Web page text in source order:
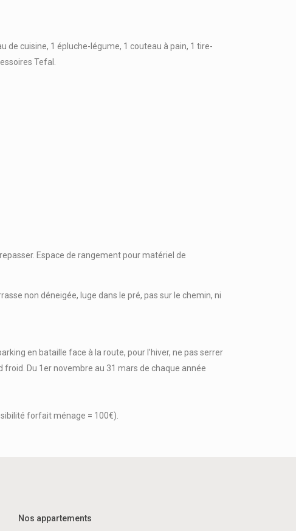
de cuisine, 1 épluche-légume, 1 couteau à pain, 1 tire-
Tefal.
Espace de rangement pour matériel de
non déneigée, luge dans le pré, pas sur le chemin, ni
en bataille face à la route, pour l’hiver, ne pas serrer
Du 1er novembre au 31 mars de chaque année
forfait ménage = 100€).
Nos appartements